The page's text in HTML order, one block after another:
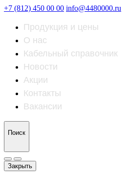
+7 (812) 450 00 00 info@4480000.ru
Продукция и цены
О нас
Кабельный справочник
Новости
Акции
Контакты
Вакансии
Поиск
Закрыть